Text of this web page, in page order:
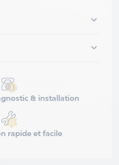


& installation
rapide et facile